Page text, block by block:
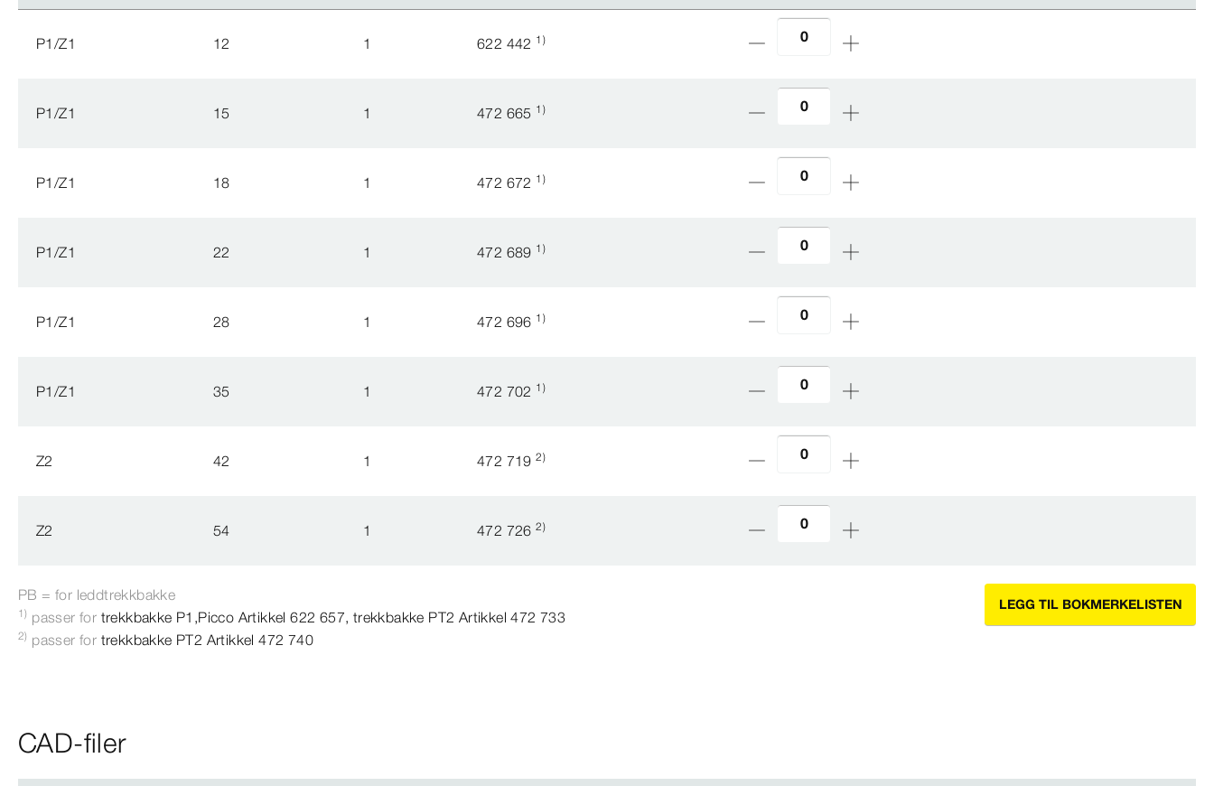
P1/Z1 12 1 622 442 1)
P1/Z1 15 1 472 665 1)
P1/Z1 18 1 472 672 1)
P1/Z1 22 1 472 689 1)
P1/Z1 28 1 472 696 1)
P1/Z1 35 1 472 702 1)
Z2 42 1 472 7192)
Z2 54 1 472 7262)
PB = for leddtrekkbakke
1) passer for trekkbakke P1,Picco Artikkel 622 657, trekkbakke PT2 Artikkel 472 733
2) passer for trekkbakke PT2 Artikkel 472 740
LEGG TIL BOKMERKELISTEN
CAD-filer